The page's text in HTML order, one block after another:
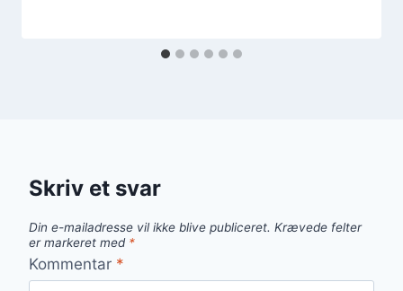
Skriv et svar
Din e-mailadresse vil ikke blive publiceret. Krævede felter
er markeret med *
Kommentar *